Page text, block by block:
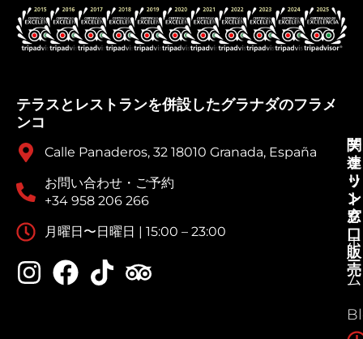
テラスとレストランを併設したグラナダのフラメ
ンコ
Calle Panaderos, 32 18010 Granada, España
お問い合わせ・ご予約
+34 958 206 266
月曜日〜日曜日 | 15:00 – 23:00
チ
ケ
ッ
ト
窓
口
販
売
関
連
リ
ン
ク
ホ
ー
ム